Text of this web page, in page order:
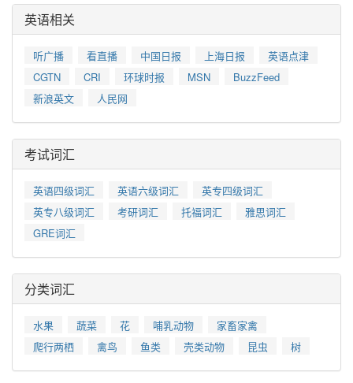
英语相关
听广播 看直播 中国日报 上海日报
英语点津
CGTN
CRI 环球时报 MSN
BuzzFeed
新浪英文
人民网
考试词汇
英语四级词汇 英语六级词汇
英专四级词汇
英专八级词汇
考研词汇 托福词汇
雅思词汇
GRE词汇
分类词汇
水果 蔬菜 花 哺乳动物
家畜家禽
爬行两栖
禽鸟 鱼类 壳类动物 昆虫 树